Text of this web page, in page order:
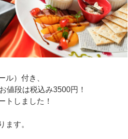
ル）付き、
値段は税込み3500円！
トしました！
ます。